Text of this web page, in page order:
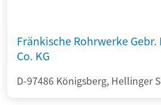
Fränkische Rohrwerke
Co. KG
D-97486 Königsberg, Hellinger